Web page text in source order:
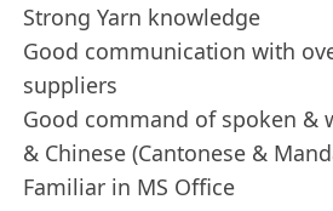
Strong Yarn knowledge
Good communication with
suppliers
Good command of spoken &
& Chinese (Cantonese &
Familiar in MS Office